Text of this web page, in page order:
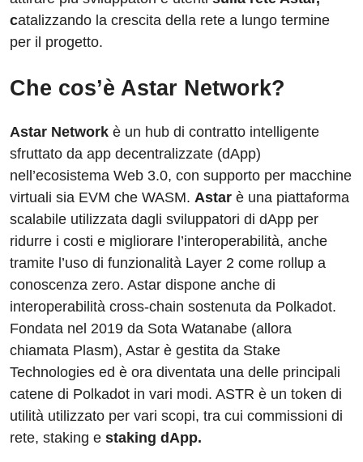
catalizzando la crescita della rete a lungo termine
per il progetto.
Che cos’è Astar Network?
Astar Network è un hub di contratto intelligente
sfruttato da app decentralizzate (dApp)
nell’ecosistema Web 3.0, con supporto per macchine
virtuali sia EVM che WASM. Astar è una piattaforma
scalabile utilizzata dagli sviluppatori di dApp per
ridurre i costi e migliorare l’interoperabilità, anche
tramite l’uso di funzionalità Layer 2 come rollup a
conoscenza zero. Astar dispone anche di
interoperabilità cross-chain sostenuta da Polkadot.
Fondata nel 2019 da Sota Watanabe (allora
chiamata Plasm), Astar è gestita da Stake
Technologies ed è ora diventata una delle principali
catene di Polkadot in vari modi. ASTR è un token di
utilità utilizzato per vari scopi, tra cui commissioni di
rete, staking e staking dApp.